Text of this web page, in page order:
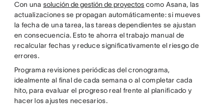
Con una solución de gestión de proyectoscomo Asana, las
actualizaciones se propagan automáticamente: si mueves
la fecha de una tarea, las tareas dependientes se ajustan
en consecuencia. Esto te ahorra el trabajo manual de
recalcular fechas y reduce significativamente el riesgo de
errores.
Programa revisiones periódicas del cronograma,
idealmente al final de cada semana o al completar cada
hito, para evaluar el progreso real frente al planificado y
hacer los ajustes necesarios.